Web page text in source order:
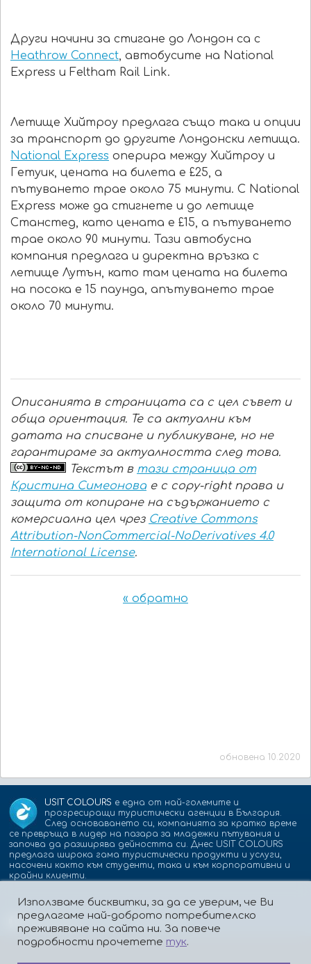
Други начини за стигане до Лондон са с
Heathrow Connect, автобусите на National
Express и Feltham Rail Link.
Летище Хийтроу предлага също така и опции
за транспорт до другите Лондонски летища.
National Express оперира между Хийтроу и
Гетуик, цената на билета е £25, а
пътуването трае около 75 минути. С National
Express може да стигнете и до летище
Станстед, като цената е £15, а пътуването
трае около 90 минути. Тази автобусна
компания предлага и директна връзка с
летище Лутън, като там цената на билета
на посока е 15 паунда, апътуването трае
около 70 минути.
Описанията в страницата са с цел съвет и
обща ориентация. Те са актуални към
датата на списване и публикуване, но не
гарантираме за актуалността след това.
Текстът в тази страница от
Кристина Симеонова е с copy-right права и
защита от копиране на съдържанието с
комерсиална цел чрез Creative Commons
Attribution-NonCommercial-NoDerivatives 4.0
International License.
« обратно
обновена 10.2020
USIT COLOURS е една от най-големите и
прогресиращи туристически агенции в България.
След основаването си, компанията за кратко време
се превръща в лидер на пазара за младежки пътувания и
започва да разширява дейността си. Днес USIT COLOURS
предлага широка гама туристически продукти и услуги,
насочени както към студенти, така и към корпоративни и
крайни клиенти.
Партньори: isic.bg dskbank.bg
Използваме бисквитки, за да се уверим, че Ви
предлагаме най-доброто потребителско
преживяване на сайта ни. За повече
подробности прочетете тук.